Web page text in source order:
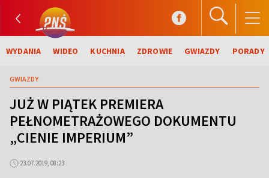
WYDANIA WIDEO KUCHNIA ZDROWIE GWIAZDY PORADY
GWIAZDY
JUŻ W PIĄTEK PREMIERA
PEŁNOMETRAŻOWEGO DOKUMENTU
„CIENIE IMPERIUM”
23.07.2019, 08:23